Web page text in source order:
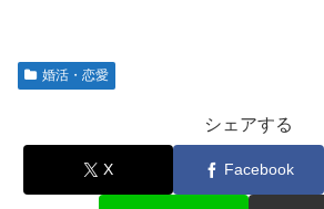
婚活・恋愛
シェアする
X Facebook